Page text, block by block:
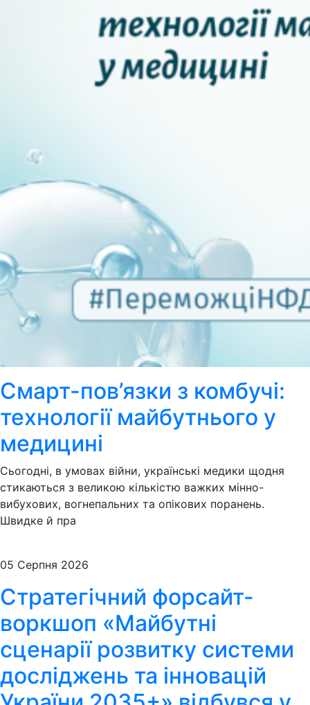
Смарт-пов’язки з комбучі:
технології майбутнього у
медицині
Сьогодні, в умовах війни, українські медики щодня
стикаються з великою кількістю важких мінно-
вибухових, вогнепальних та опікових поранень.
Швидке й пра
05 Серпня 2026
Стратегічний форсайт-
воркшоп «Майбутні
сценарії розвитку системи
досліджень та інновацій